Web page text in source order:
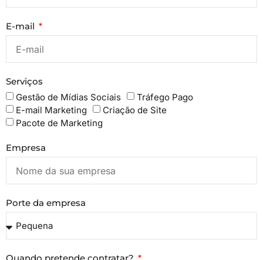
E-mail
Serviços
Gestão de Mídias Sociais
Tráfego Pago
E-mail Marketing
Criação de Site
Pacote de Marketing
Empresa
Porte da empresa